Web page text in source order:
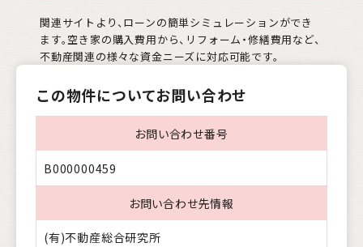
関連サイトより、ローンの簡単シミュレーションができ
ます。空き家の購入費用から、リフォーム・修繕費用など、
不動産関連の様々な資金ニーズに対応可能です。
この物件についてお問い合わせ
お問い合わせ番号
B000000459
お問い合わせ先情報
(有)不動産総合研究所